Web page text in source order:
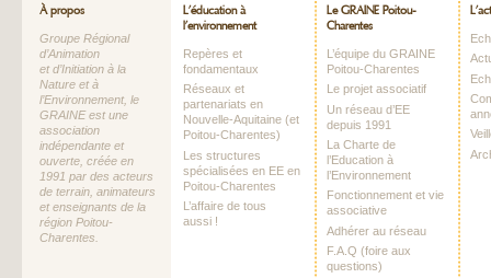
À propos
Groupe Régional
d’Animation
et d’Initiation à la
Nature et à
l’Environnement, le
GRAINE est une
association
indépendante et
ouverte, créée en
1991 par des acteurs
de terrain, animateurs
et enseignants de la
région Poitou-
Charentes.
L’éducation à
l’environnement
Repères et
fondamentaux
Réseaux et
partenariats en
Nouvelle-Aquitaine (et
Poitou-Charentes)
Les structures
spécialisées en EE en
Poitou-Charentes
L’affaire de tous
aussi !
Le GRAINE Poitou-
Charentes
L’équipe du GRAINE
Poitou-Charentes
Le projet associatif
Un réseau d’EE
depuis 1991
La Charte de
l’Education à
l’Environnement
Fonctionnement et vie
associative
Adhérer au réseau
F.A.Q (foire aux
questions)